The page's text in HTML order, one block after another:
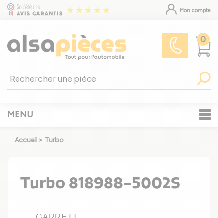
Mon compte
0
MENU
Accueil > Turbo
Turbo 818988-5002S